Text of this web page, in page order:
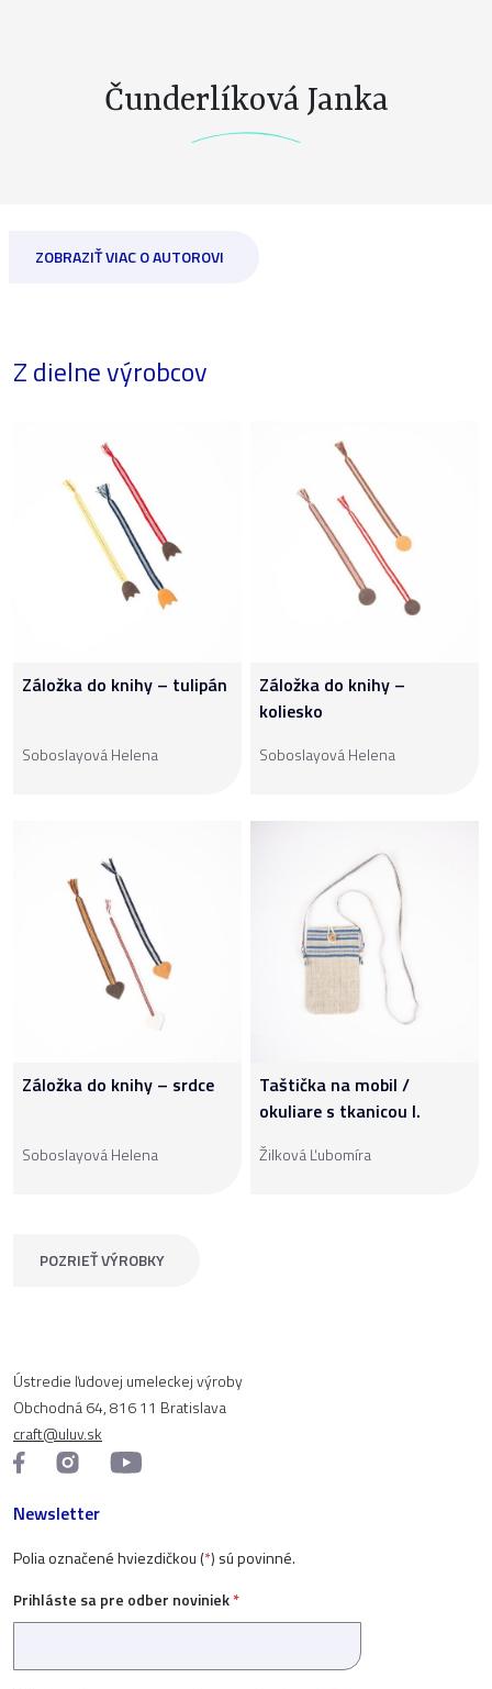
Čunderlíková Janka
ZOBRAZIŤ VIAC O AUTOROVI
Z dielne výrobcov
Záložka do knihy – tulipán
Soboslayová Helena
Záložka do knihy –
koliesko
Soboslayová Helena
Záložka do knihy – srdce
Soboslayová Helena
Taštička na mobil /
okuliare s tkanicou I.
Žilková Ľubomíra
POZRIEŤ VÝROBKY
Ústredie ľudovej umeleckej výroby
Obchodná 64, 816 11 Bratislava
craft@uluv.sk
Newsletter
Polia označené hviezdičkou (*) sú povinné.
Prihláste sa pre odber noviniek*